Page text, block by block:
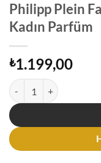
Philipp Plein
Kadın Parfüm
₺1.199,00
Philipp Plein Fatale